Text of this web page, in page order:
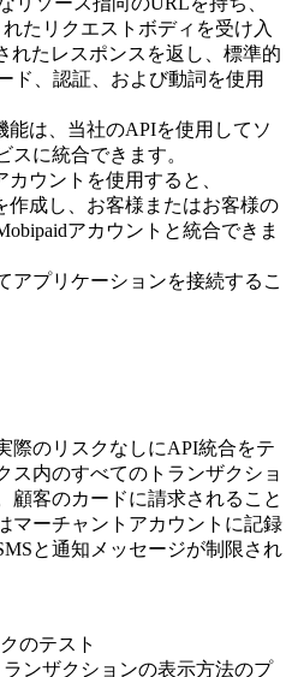
たリクエストボディを受け入
れたレスポンスを返し、標準的
ド、認証、および動詞を使用
能は、当社のAPIを使用してソ
スに統合できます。
カウントを使用すると、
作成し、お客様またはお客様の
アカウントと統合できま
アプリケーションを接続するこ
際のリスクなしにAPI統合をテ
ス内のすべてのトランザクショ
顧客のカードに請求されること
マーチャントアカウントに記録
と通知メッセージが制限され
のテスト
ンザクションの表示方法のプ